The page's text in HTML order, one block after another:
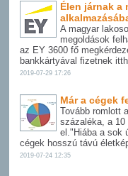
Élen járnak a
A magyar
megoldások
az EY 3600 fő
bankkártyával fizetnek
2019-07-29 17:26
Már a cégek
Tovább romlott
százaléka, a
el."Hiába a sok
cégek hosszú távú
2019-07-24 12:35